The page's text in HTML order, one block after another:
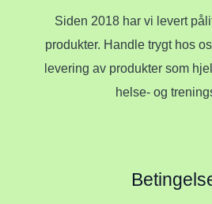
Siden 2018 har vi levert
produkter. Handle trygt hos
levering av produkter som
helse- og